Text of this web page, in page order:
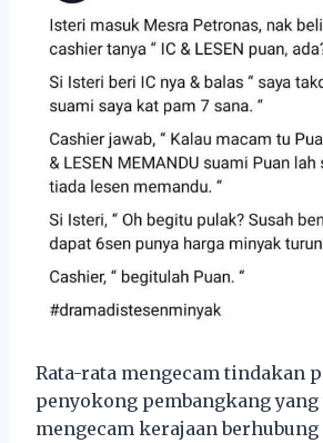
Rata-rata mengecam tindakan
penyokong pembangkang
mengecam kerajaan